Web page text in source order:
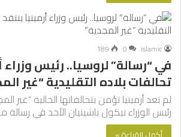
islamic
0
189
في “رسالة” لروسيا.. رئيس وزراء
تحالفات بلاده التقليدية “غير
لم تعد أرمينيا تؤمن بتحالفاتها الحالية “غير
رئيس الوزراء نيكول باشينيان الأحد في